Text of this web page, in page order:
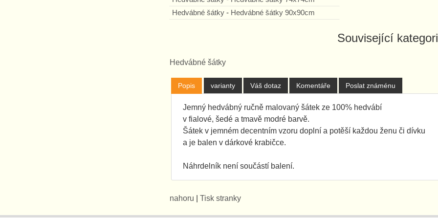
Hedvábné šátky - Hedvábné šátky 90x90cm
Související
Hedvábné šátky
Popis varianty Váš dotaz Komentáře Poslat známénu
Jemný hedvábný ručně malovaný šátek ze 100% hedvábí
v fialové, šedé a tmavě modré barvě.
Šátek v jemném decentním vzoru doplní a potěší každou ženu či dívku
a je balen v dárkové krabičce.
Náhrdelník není součástí balení.
nahoru |Tisk stranky